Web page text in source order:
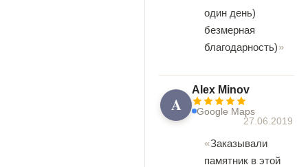
один день)
безмерная
благодарность)
A
Alex Minov
Google Maps
27.06.2019
Заказывали
памятник в этой